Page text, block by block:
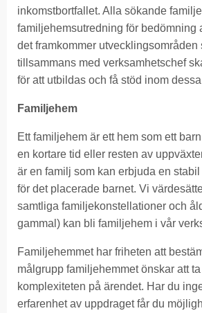
inkomstbortfallet. Alla sökande
familjehemsutredning för bedömning
det framkommer utvecklingsområden
tillsammans med verksamhetschef
för att utbildas och få stöd inom
Familjehem
Ett familjehem är ett hem som ett
en kortare tid eller resten av
är en familj som kan erbjuda en
för det placerade barnet. Vi
samtliga familjekonstellationer och
gammal) kan bli familjehem i vår
Familjehemmet har friheten att
målgrupp familjehemmet önskar att
komplexiteten på ärendet. Har du
erfarenhet av uppdraget får du